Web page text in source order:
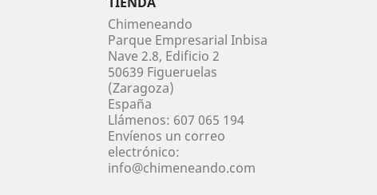
Chimeneando
Parque Empresarial Inbisa
Nave 2.8, Edificio 2
50639 Figueruelas
(Zaragoza)
España
Llámenos: 607 065 194
Envíenos un correo
electrónico:
info@chimeneando.com